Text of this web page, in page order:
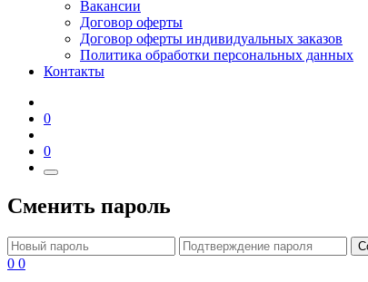
Вакансии
Договор оферты
Договор оферты индивидуальных заказов
Политика обработки персональных данных
Контакты
0
0
Сменить пароль
0 0